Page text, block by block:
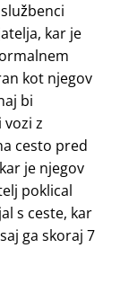
kar je
kot njegov
bi
z
cesto pred
je njegov
poklical
s ceste, kar
ga skoraj 7